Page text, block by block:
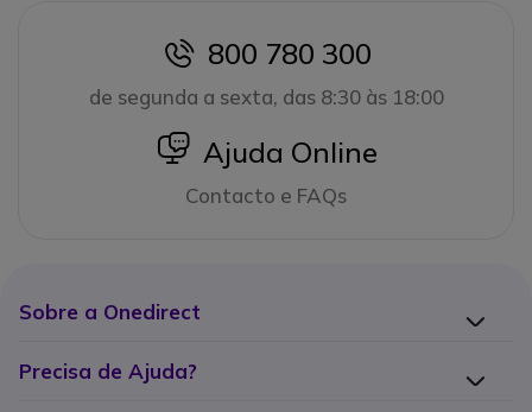
icon
800 780 300
de segunda a sexta, das 8:30 às 18:00
icon
Ajuda Online
Contacto e FAQs
Sobre a Onedirect
Precisa de Ajuda?